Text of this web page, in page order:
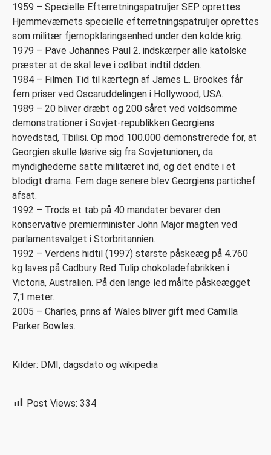
1959 – Specielle Efterretningspatruljer SEP oprettes.
Hjemmeværnets specielle efterretningspatruljer oprettes
som militær fjernopklaringsenhed under den kolde krig.
1979 – Pave Johannes Paul 2. indskærper alle katolske
præster at de skal leve i cølibat indtil døden.
1984 – Filmen Tid til kærtegn af James L. Brookes får
fem priser ved Oscaruddelingen i Hollywood, USA.
1989 – 20 bliver dræbt og 200 såret ved voldsomme
demonstrationer i Sovjet-republikken Georgiens
hovedstad, Tbilisi. Op mod 100.000 demonstrerede for, at
Georgien skulle løsrive sig fra Sovjetunionen, da
myndighederne satte militæret ind, og det endte i et
blodigt drama. Fem dage senere blev Georgiens partichef
afsat.
1992 – Trods et tab på 40 mandater bevarer den
konservative premierminister John Major magten ved
parlamentsvalget i Storbritannien.
1992 – Verdens hidtil (1997) største påskeæg på 4.760
kg laves på Cadbury Red Tulip chokoladefabrikken i
Victoria, Australien. På den lange led målte påskeægget
7,1 meter.
2005 – Charles, prins af Wales bliver gift med Camilla
Parker Bowles.
Kilder: DMI, dagsdato og wikipedia
Post Views: 334